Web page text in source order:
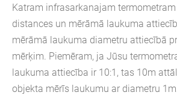
Katram infrasarkanajam
distances un mērāmā laukuma
mērāmā laukuma diametru attiecībā
mērķim. Piemēram, ja Jūsu
laukuma attiecība ir 10:1, tas 10m
objekta mērīs laukumu ar diametru